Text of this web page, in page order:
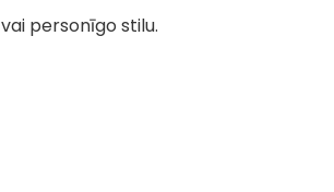
personīgo stilu.